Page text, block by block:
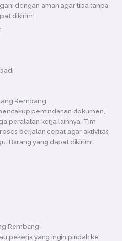
dengan aman agar tiba tanpa
dikirim:
Rembang
pemindahan dokumen,
peralatan kerja lainnya. Tim
berjalan cepat agar aktivitas
Barang yang dapat dikirim:
Rembang
pekerja yang ingin pindah ke